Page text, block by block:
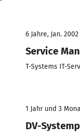
6 Jahre, Jan.
Service
T-Systems IT-
1 Jahr und 3
DV-